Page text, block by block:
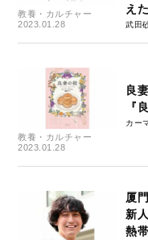
教養・カルチャー
2023.01.28
え
武田
教養・カルチャー
2023.01.28
良
『
カー
厦
新
熱